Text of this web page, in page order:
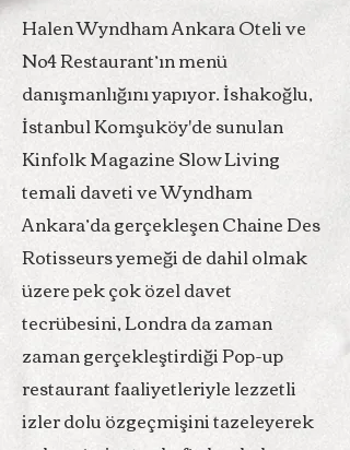
Halen Wyndham Ankara Oteli ve
No4 Restaurant’ın menü
danışmanlığını yapıyor. İshakoğlu,
İstanbul Komşuköy'de sunulan
Kinfolk Magazine Slow Living
temali daveti ve Wyndham
Ankara’da gerçekleşen Chaine Des
Rotisseurs yemeği de dahil olmak
üzere pek çok özel davet
tecrübesini, Londra da zaman
zaman gerçekleştirdiği Pop-up
restaurant faaliyetleriyle lezzetli
izler dolu özgeçmişini tazeleyerek